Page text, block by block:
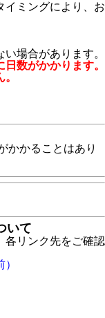
ミングにより、お
場合があります。
数がかかります。
かかることはあり
いて
各リンク先をご確認